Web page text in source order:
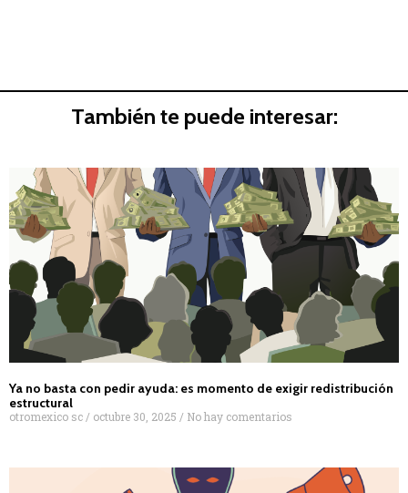
También te puede interesar:
Ya no basta con pedir ayuda: es momento de exigir redistribución
estructural
otromexico sc octubre 30, 2025 No hay comentarios